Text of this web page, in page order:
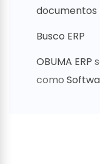
Busco ERP
OBUMA ERP
como